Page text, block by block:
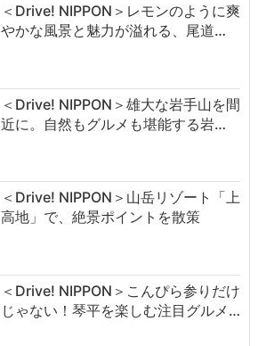
＜Drive! NIPPON＞レモンのように爽
やかな風景と魅力が溢れる、尾道…
＜Drive! NIPPON＞雄大な岩手山を間
近に。自然もグルメも堪能する岩…
＜Drive! NIPPON＞山岳リゾート「上
高地」で、絶景ポイントを散策
＜Drive! NIPPON＞こんぴら参りだけ
じゃない！琴平を楽しむ注目グルメ…